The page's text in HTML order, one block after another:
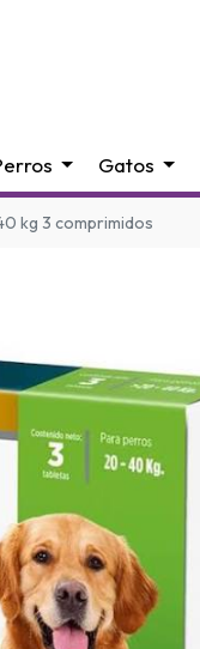
Gatos
kg 3 comprimidos